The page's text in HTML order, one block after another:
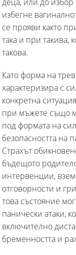
избегне
се прояви както
така и при такива,
такова.
Като форма на
характеризира с
конкретна
при мъжете също
под формата на
безопасността на
Страхът
бъдещото
интервенции,
отговорности и
това състояние
панически атаки,
включително
бременността и